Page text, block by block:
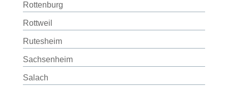
Rottenburg
Rottweil
Rutesheim
Sachsenheim
Salach